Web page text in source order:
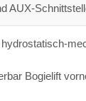
AUX-
Bogielift